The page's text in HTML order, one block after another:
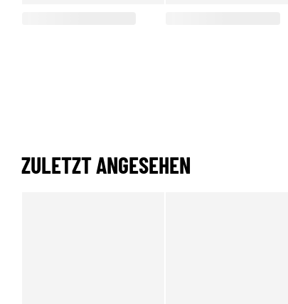
ZULETZT ANGESEHEN